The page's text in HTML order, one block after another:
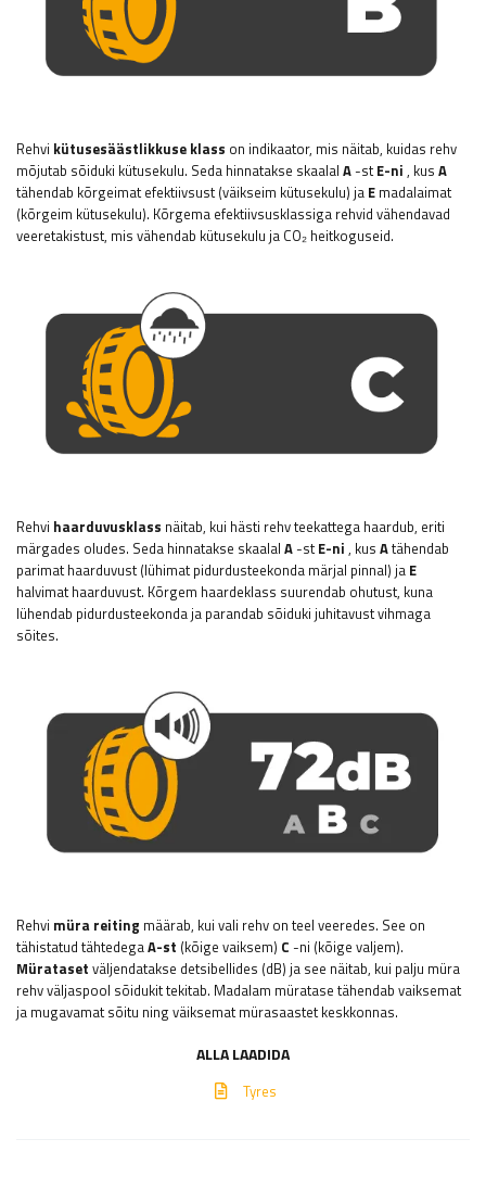
Rehvi kütusesäästlikkuse klass on indikaator, mis näitab, kuidas rehv
mõjutab sõiduki kütusekulu. Seda hinnatakse skaalal A -stE-ni , kus A
tähendab kõrgeimat efektiivsust (väikseim kütusekulu) ja E madalaimat
(kõrgeim kütusekulu). Kõrgema efektiivsusklassiga rehvid vähendavad
veeretakistust, mis vähendab kütusekulu ja CO₂ heitkoguseid.
Rehvi haarduvusklass näitab, kui hästi rehv teekattega haardub, eriti
märgades oludes. Seda hinnatakse skaalal A -stE-ni , kus Atähendab
parimat haarduvust (lühimat pidurdusteekonda märjal pinnal) ja E
halvimat haarduvust. Kõrgem haardeklass suurendab ohutust, kuna
lühendab pidurdusteekonda ja parandab sõiduki juhitavust vihmaga
sõites.
Rehvi müra reiting määrab, kui vali rehv on teel veeredes. See on
tähistatud tähtedegaA-st (kõige vaiksem) C -ni (kõige valjem).
Mürataset väljendatakse detsibellides (dB) ja see näitab, kui palju müra
rehv väljaspool sõidukit tekitab. Madalam müratase tähendab vaiksemat
ja mugavamat sõitu ning väiksemat mürasaastet keskkonnas.
ALLA LAADIDA
Tyres